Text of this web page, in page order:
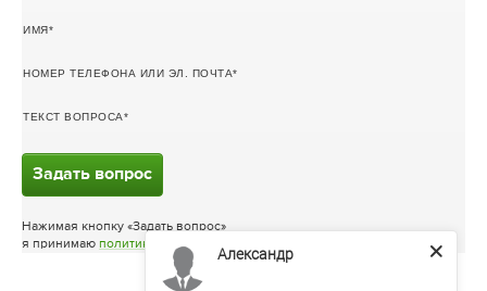
ИМЯ
НОМЕР ТЕЛЕФОНА ИЛИ ЭЛ. ПОЧТА
ТЕКСТ ВОПРОСА
Задать вопрос
Нажимая кнопку «Задать вопрос»
я принимаю политику конфиденциальности
Александр